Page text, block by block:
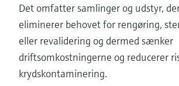
Det omfatter samlinger og udstyr,
eliminerer behovet for rengøring,
eller revalidering og dermed sænker
driftsomkostningerne og reducerer
krydskontaminering.